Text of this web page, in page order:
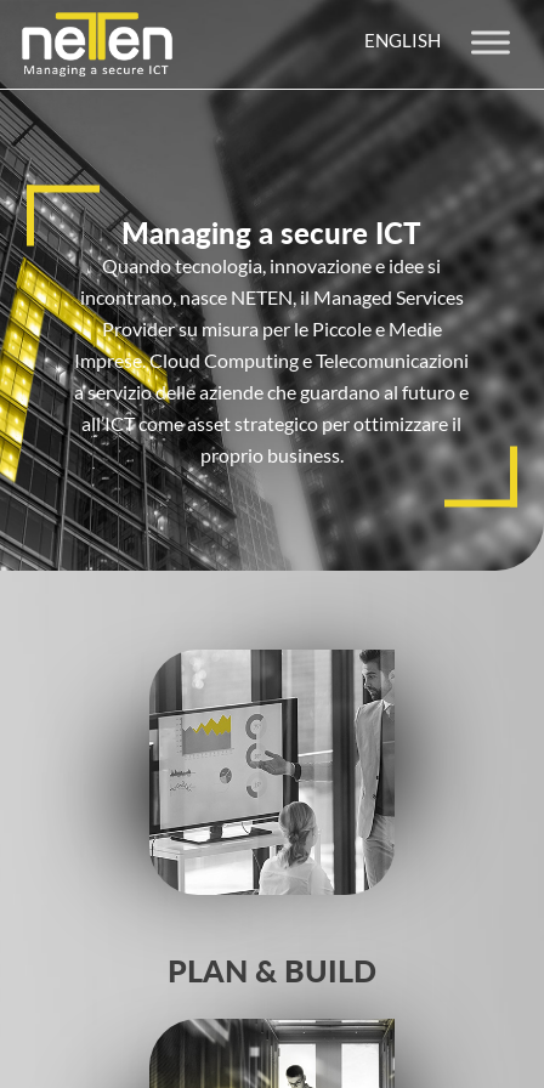
ENGLISH
Managing a secure ICT
Quando tecnologia, innovazione e idee si
incontrano, nasce NETEN, il Managed Services
Provider su misura per le Piccole e Medie
Imprese. Cloud Computing e Telecomunicazioni
a servizio delle aziende che guardano al futuro e
all’ICT come asset strategico per ottimizzare il
proprio business.
PLAN & BUILD